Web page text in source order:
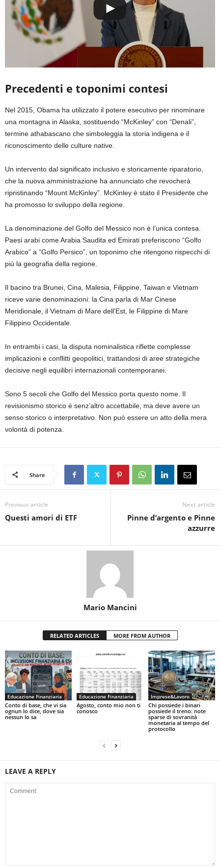
Precedenti e toponimi contesi
Nel 2015, Obama ha utilizzato il potere esecutivo per rinominare
una montagna in Alaska, sostituendo “McKinley” con “Denali”,
termine athabascano che simboleggia la storia indigena e il
riconoscimento delle culture native.
Un intervento dal significato inclusivo e storicamente riparatorio,
che la nuova amministrazione ha annunciato che revocherà
ripristinando “Mount McKinley”. McKinley è stato il Presidente che
ha promosso lo sviluppo della regione.
La denominazione del Golfo del Messico non è l’unica contesa.
Paesi arabi come Arabia Saudita ed Emirati preferiscono “Golfo
Arabico” a “Golfo Persico”, un toponimo che ritengono rispecchi di
più la geografia della regione.
Il bacino tra Brunei, Cina, Malesia, Filippine, Taiwan e Vietnam
riceve varie denominazioni: la Cina parla di Mar Cinese
Meridionale, il Vietnam di Mare dell’Est, le Filippine di Mare
Filippino Occidentale.
In entrambi i casi, la disputa nominalistica riflette complesse
implicazioni e conflitti geopolitici, trattandosi di aree strategiche
decisive negli equilibri internazionali contemporanei.
Sono 5 secoli che Golfo del Messico porta questo nome. Il
revisionismo storico è senz’altro accettabile, ma deve avere un
senso storico o interpretativo. Non può essere un atto della mera
volontà di potenza.
Share
Previous article
Questi amori di ETF
Next article
Pinne d’argento e Pinne
azzurre
Mario Mancini
RELATED ARTICLES MORE FROM AUTHOR
Educazione Finanziaria
Conto di base, che vi sia
ognun lo dice, dove sia
nessun lo sa
Educazione Finanziaria
Agosto, conto mio non ti
conosco
Imprese&Lavoro
Chi possiede i binari
possiede il treno: note
sparse di sovranità
monetaria al tempo del
protocollo
LEAVE A REPLY